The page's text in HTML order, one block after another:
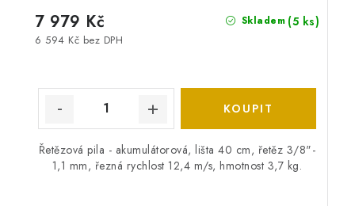
Skladem (5 ks)
6 594 Kč bez DPH
7 979 Kč
Řetězová pila - akumulátorová, lišta 40 cm, řetěz 3/8"-
1,1 mm, řezná rychlost 12,4 m/s, hmotnost 3,7 kg.